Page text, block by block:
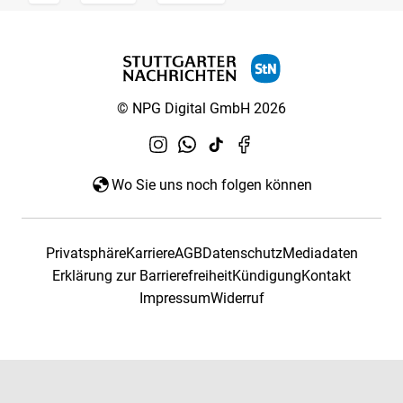
© NPG Digital GmbH 2026
Wo Sie uns noch folgen können
PrivatsphäreKarriereAGBDatenschutzMediadaten
Erklärung zur BarrierefreiheitKündigungKontakt
ImpressumWiderruf